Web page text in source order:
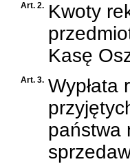
Art. 2. Kwoty
Kasę
Art. 3. Wypłata
państwa